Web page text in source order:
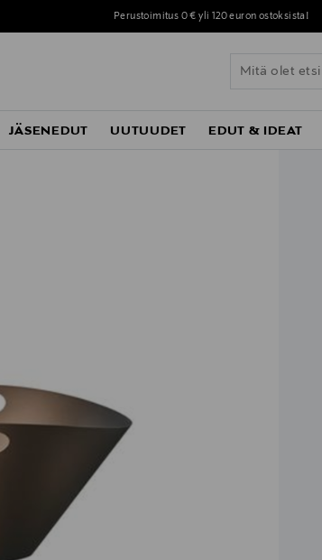
Perustoimitus 0 € yli 120 euron ostoksista!
JÄSENEDUT UUTUUDET EDUT & IDEAT